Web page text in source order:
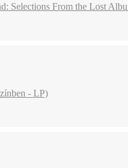
Selections From the Lost
- LP)